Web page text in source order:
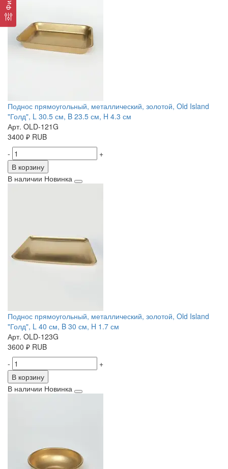
Поднос прямоугольный, металлический, золотой, Old Island
"Голд", L 30.5 см, B 23.5 см, H 4.3 см
Арт. OLD-121G
3400 ₽ RUB
-
+
В корзину
В наличии Новинка
Поднос прямоугольный, металлический, золотой, Old Island
"Голд", L 40 см, B 30 см, H 1.7 см
Арт. OLD-123G
3600 ₽ RUB
-
+
В корзину
В наличии Новинка